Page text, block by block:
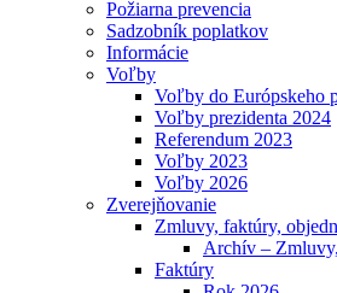
Požiarna prevencia
Sadzobník poplatkov
Informácie
Voľby
Voľby do Európskeho
Voľby prezidenta 2024
Referendum 2023
Voľby 2023
Voľby 2026
Zverejňovanie
Zmluvy, faktúry,
Archív –
Faktúry